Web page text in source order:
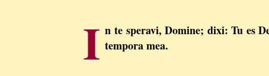
I n te speravi, Domine; dixi: Tu es
tempora mea.